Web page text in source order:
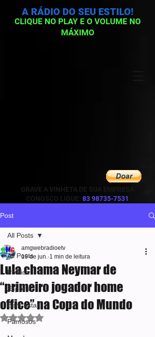
GRAVE A VINHETA DE SUA EMPRESA
CONOSCO LIGUE:
83 98735-7531
CLIQUE NO PLAY E O VOLUME NO
MÁXIMO
A RÁDIO DO SEU ESTILO!
Post
All Posts
Política
Esporte
Bem-estar
Famosos
All Posts
Lula chama Neymar de
“primeiro jogador home
office” na Copa do Mundo
amgwebradioetv
19 de jun. 1 min de leitura
Avaliado com NaN de 5 estrelas.